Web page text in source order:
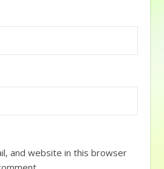
and website in this browser